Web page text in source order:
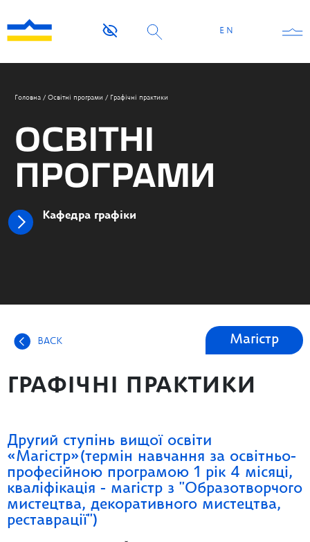
EN
Головна / Освітні програми / Графічні практики
ОСВІТНІ
ПРОГРАМИ
Кафедра графіки
BACK Магістр
ГРАФІЧНІ ПРАКТИКИ
Другий ступінь вищої освіти
«Магістр»(термін навчання за освітньо-
професійною програмою 1 рік 4 місяці,
кваліфікація - магістр з "Образотворчого
мистецтва, декоративного мистецтва,
реставрації")